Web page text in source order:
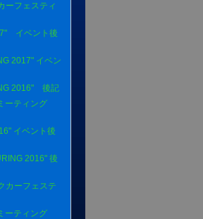
ーフェスティ
イベント後
2017" イベン
2016" 後記
ーティング
イベント後
2016" 後
カーフェステ
ーティング